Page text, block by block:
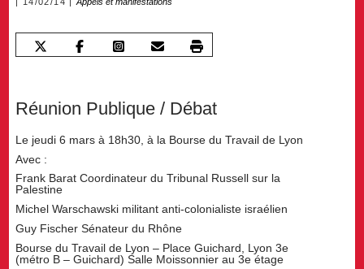
14/02/14 Appels et manifestations
Réunion Publique / Débat
Le jeudi 6 mars à 18h30, à la Bourse du Travail de Lyon
Avec :
Frank Barat Coordinateur du Tribunal Russell sur la
Palestine
Michel Warschawski militant anti-colonialiste israélien
Guy Fischer Sénateur du Rhône
Bourse du Travail de Lyon – Place Guichard, Lyon 3e
(métro B – Guichard) Salle Moissonnier au 3e étage